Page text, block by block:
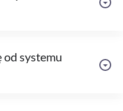
systemu